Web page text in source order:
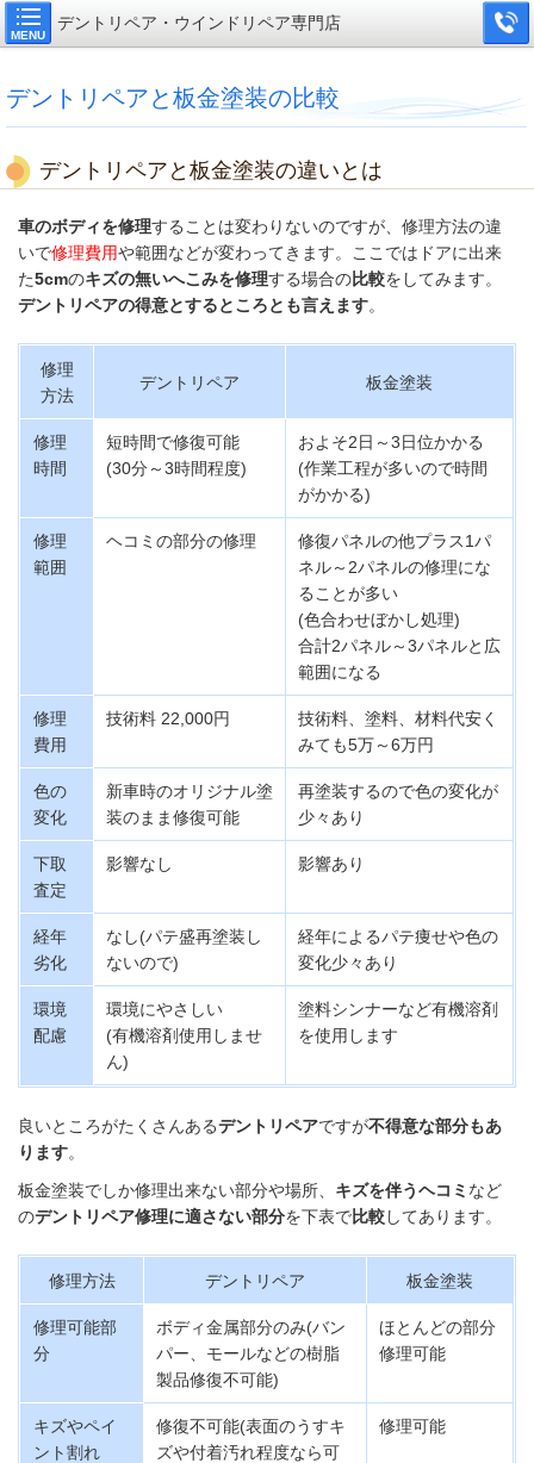
MENU
デントリペア・ウインドリペア専門店
デントリペアと板金塗装の比較
デントリペアと板金塗装の違いとは
車のボディを修理することは変わりないのですが、修理方法の違
いで修理費用や範囲などが変わってきます。ここではドアに出来
た5cmのキズの無いへこみを修理する場合の比較をしてみます。
デントリペアの得意とするところとも言えます。
修理
方法
デントリペア 板金塗装
修理
時間
短時間で修復可能
(30分～3時間程度)
およそ2日～3日位かかる
(作業工程が多いので時間
がかかる)
修理
範囲
ヘコミの部分の修理
修復パネルの他プラス1パ
ネル～2パネルの修理にな
ることが多い
(色合わせぼかし処理)
合計2パネル～3パネルと広
範囲になる
修理
費用
技術料 22,000円
技術料、塗料、材料代安く
みても5万～6万円
色の
変化
新車時のオリジナル塗
装のまま修復可能
再塗装するので色の変化が
少々あり
下取
査定
影響なし 影響あり
経年
劣化
なし(パテ盛再塗装し
ないので)
経年によるパテ痩せや色の
変化少々あり
環境
配慮
環境にやさしい
(有機溶剤使用しませ
ん)
塗料シンナーなど有機溶剤
を使用します
良いところがたくさんあるデントリペアですが不得意な部分もあ
ります。
板金塗装でしか修理出来ない部分や場所、 キズを伴うヘコミ など
のデントリペア修理に適さない部分を下表で比較してあります。
修理方法 デントリペア 板金塗装
修理可能部
分
ボディ金属部分のみ(バン
パー、モールなどの樹脂
製品修復不可能)
ほとんどの部分
修理可能
キズやペイ
ント割れ
修復不可能(表面のうすキ
ズや付着汚れ程度なら可
修理可能